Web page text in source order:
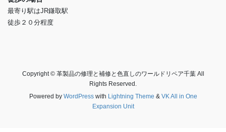
最寄り駅はJR鎌取駅
徒歩２０分程度
Copyright © 革製品の修理と補修と色直しのワールドリペア千葉 All
Rights Reserved.
Powered by WordPresswith Lightning Theme & VK All in One
Expansion Unit